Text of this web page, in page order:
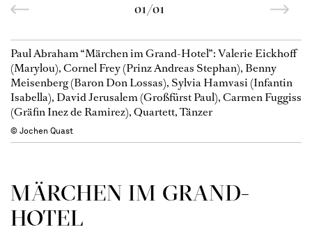
01/01
Paul Abraham “Märchen im Grand-Hotel”: Valerie Eickhoff
(Marylou), Cornel Frey (Prinz Andreas Stephan), Benny
Meisenberg (Baron Don Lossas), Sylvia Hamvasi (Infantin
Isabella), David Jerusalem (Großfürst Paul), Carmen Fuggiss
(Gräfin Inez de Ramirez), Quartett, Tänzer
© Jochen Quast
MÄRCHEN IM GRAND-
HOTEL